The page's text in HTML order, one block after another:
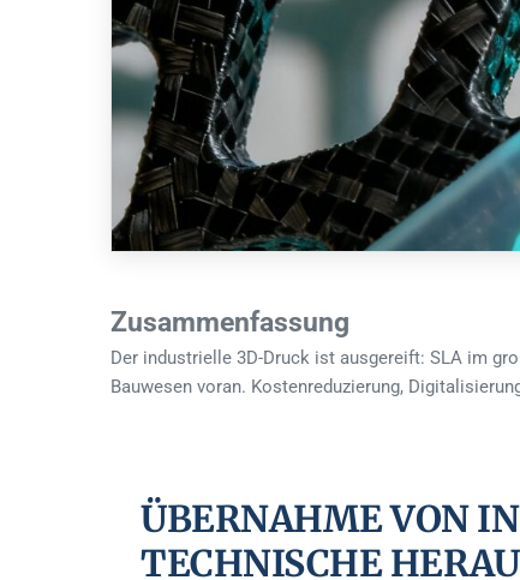
Zusammenfassung
Der industrielle 3D-Druck ist ausgereift: SLA im
Bauwesen voran. Kostenreduzierung,
ÜBERNAHME VON
CHNISCHE